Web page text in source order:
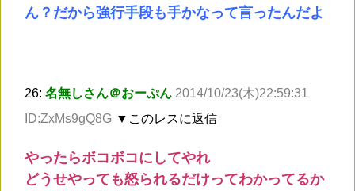
ん？だから強行手段も手かなって言ったんだよ
26: 名無しさん＠おーぷん 2014/10/23(木)22:59:31
ID:ZxMs9gQ8G ▼このレスに返信
やったらボコボコにしてやれ
どうせやっても怒られるだけってわかってるか